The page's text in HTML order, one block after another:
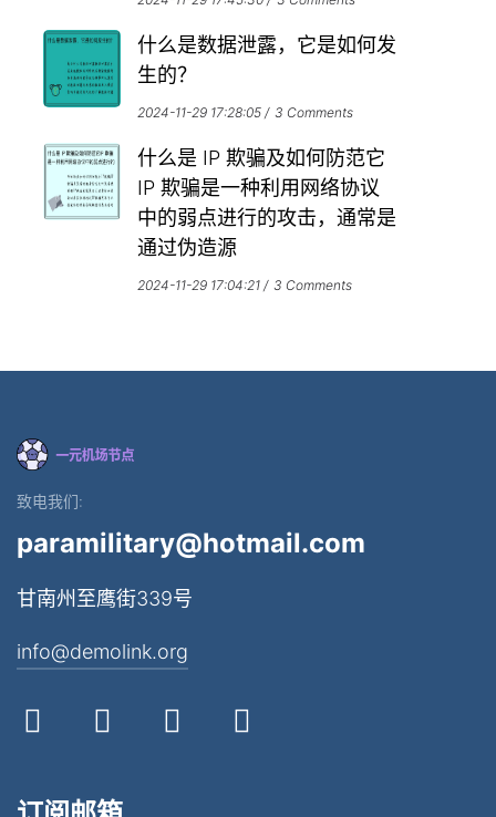
什么是数据泄露，它是如何发
生的？
2024-11-29 17:28:05 3 Comments
什么是 IP 欺骗及如何防范它
IP 欺骗是一种利用网络协议
中的弱点进行的攻击，通常是
通过伪造源
2024-11-29 17:04:21 3 Comments
致电我们:
paramilitary@hotmail.com
甘南州至鹰街339号
info@demolink.org